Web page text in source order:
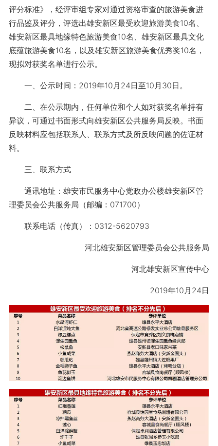
评分标准》，经评审组专家对通过资格审查的旅游美食进
行品鉴及评分，评选出雄安新区最受欢迎旅游美食10名、
雄安新区最具地缘特色旅游美食10名、雄安新区最具文化
底蕴旅游美食10名，以及雄安新区旅游美食优秀奖10名，
现拟对获奖名单进行公示。
一、公示时间：2019年10月24日至10月30日。
二、在公示期内，任何单位和个人如对获奖名单持有
异议，可通过书面形式向雄安新区公共服务局反映。书面
反映材料应包括联系人、联系方式及所反映问题的佐证材
料。
三、联系方式
通讯地址：雄安市民服务中心党政办公楼雄安新区管
理委员会公共服务局（邮编：071700）
联系电话（传真）：0312-5620793
河北雄安新区管理委员会公共服务局
河北雄安新区宣传中心
2019年10月24日